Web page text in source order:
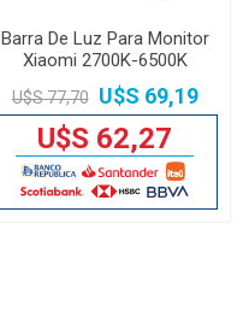
Barra De Luz Para Monitor
Xiaomi 2700K-6500K
U$S 77,70 U$S 69,19
U$S 62,27